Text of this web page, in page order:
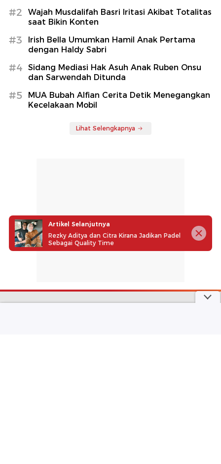
#2
Wajah Musdalifah Basri Iritasi Akibat Totalitas
saat Bikin Konten
#3
Irish Bella Umumkan Hamil Anak Pertama
dengan Haldy Sabri
#4
Sidang Mediasi Hak Asuh Anak Ruben Onsu
dan Sarwendah Ditunda
#5
MUA Bubah Alfian Cerita Detik Menegangkan
Kecelakaan Mobil
Lihat Selengkapnya
Artikel Selanjutnya
Rezky Aditya dan Citra Kirana Jadikan Padel
Sebagai Quality Time